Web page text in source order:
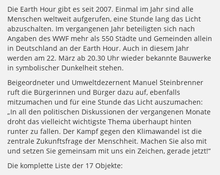
Die Earth Hour gibt es seit 2007. Einmal im Jahr sind alle
Menschen weltweit aufgerufen, eine Stunde lang das Licht
abzuschalten. Im vergangenen Jahr beteiligten sich nach
Angaben des WWF mehr als 550 Städte und Gemeinden allein
in Deutschland an der Earth Hour. Auch in diesem Jahr
werden am 22. März ab 20.30 Uhr wieder bekannte Bauwerke
in symbolischer Dunkelheit stehen.
Beigeordneter und Umweltdezernent Manuel Steinbrenner
ruft die Bürgerinnen und Bürger dazu auf, ebenfalls
mitzumachen und für eine Stunde das Licht auszumachen:
„In all den politischen Diskussionen der vergangenen Monate
droht das vielleicht wichtigste Thema überhaupt hinten
runter zu fallen. Der Kampf gegen den Klimawandel ist die
zentrale Zukunftsfrage der Menschheit. Machen Sie also mit
und setzen Sie gemeinsam mit uns ein Zeichen, gerade jetzt!“
Die komplette Liste der 17 Objekte: